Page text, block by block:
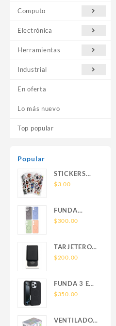
Computo
Electrónica
Herramientas
Industrial
En oferta
Lo más nuevo
Top popular
Popular
STICKERS
UNIVERSALES
$3.00
FUNDA
NOVA SAM
SIN SOPORTE
MAGNETICO
$300.00
TARJETERO
SIN SOPORTE
LEATHER
WALLET
$200.00
FUNDA 3 EN
1 TIPO
$350.00
VENTILADOR